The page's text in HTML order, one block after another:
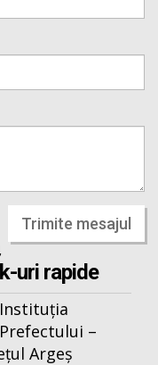
Trimite mesajul
uri rapide
Instituția
Prefectului –
Argeș